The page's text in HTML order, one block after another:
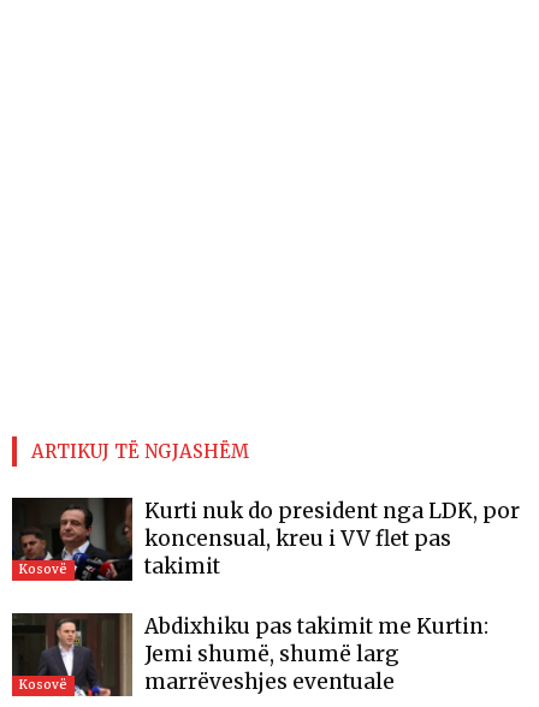
ARTIKUJ TË NGJASHËM
Kosovë
Kurti nuk do president nga LDK, por
koncensual, kreu i VV flet pas
takimit
Kosovë
Abdixhiku pas takimit me Kurtin:
Jemi shumë, shumë larg
marrëveshjes eventuale